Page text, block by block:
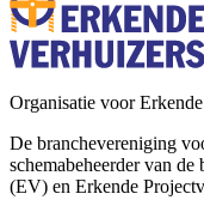
Organisatie voor
De branchevereniging
schemabeheerder van
(EV) en Erkende